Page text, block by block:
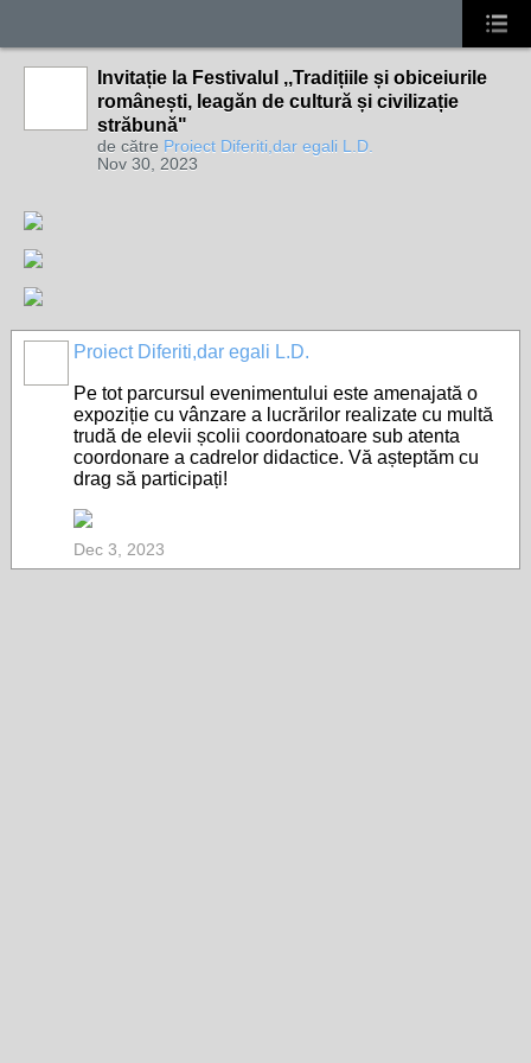
Invitație la Festivalul ,,Tradițiile și obiceiurile
românești, leagăn de cultură și civilizație
străbună"
de către Proiect Diferiti,dar egali L.D.
Nov 30, 2023
Proiect Diferiti,dar egali L.D.
Pe tot parcursul evenimentului este amenajată o
expoziție cu vânzare a lucrărilor realizate cu multă
trudă de elevii școlii coordonatoare sub atenta
coordonare a cadrelor didactice. Vă așteptăm cu
drag să participați!
Dec 3, 2023